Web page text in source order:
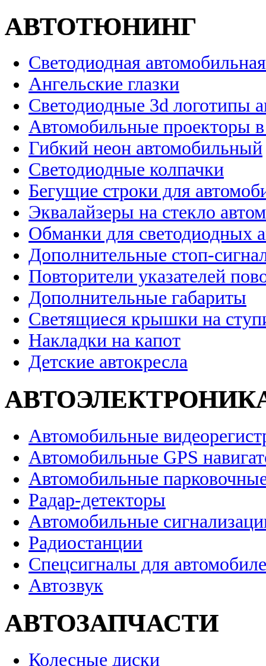
АВТОТЮНИНГ
Светодиодная
Ангельские глазки
Светодиодные 3d логотипы
Автомобильные проекторы
Гибкий неон автомобильный
Светодиодные колпачки
Бегущие строки для
Эквалайзеры на стекло
Обманки для светодиодных
Дополнительные стоп-
Повторители указателей
Дополнительные габариты
Светящиеся крышки на
Накладки на капот
Детские автокресла
Автомобильные
Автомобильные GPS
Автомобильные
Радар-детекторы
Автомобильные
Радиостанции
Спецсигналы для
Автозвук
АВТОЗАПЧАСТИ
Колесные диски